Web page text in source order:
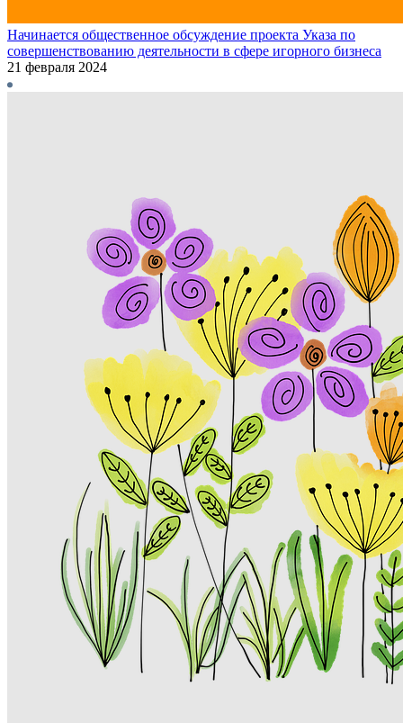
Начинается общественное обсуждение проекта Указа по
совершенствованию деятельности в сфере игорного бизнеса
21 февраля 2024